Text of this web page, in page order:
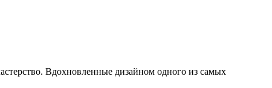
Вдохновленные дизайном одного из самых